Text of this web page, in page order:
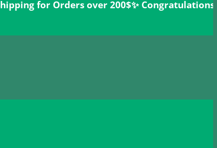
for Orders over 200$ㅤ✨Congratulations